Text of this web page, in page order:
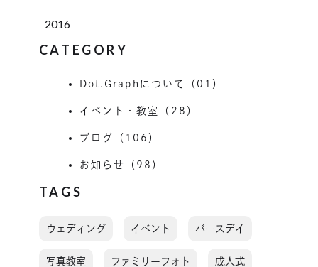
2016
CATEGORY
Dot.Graphについて（01）
イベント・教室（28）
ブログ（106）
お知らせ（98）
TAGS
ウェディング イベント バースデイ
写真教室 ファミリーフォト 成人式